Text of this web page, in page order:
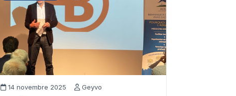
14 novembre 2025 Geyvo